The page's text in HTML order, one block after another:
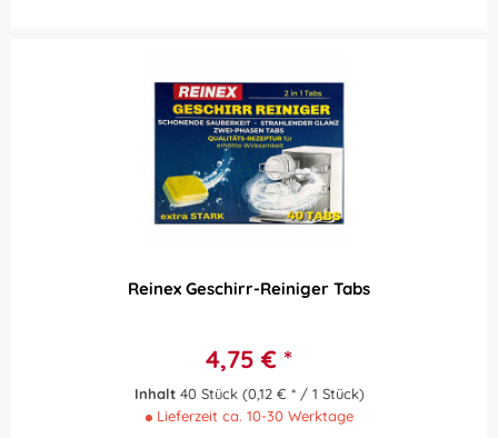
Reinex Geschirr-Reiniger Tabs
4,75 € *
Inhalt 40 Stück (0,12 € * / 1 Stück)
Lieferzeit ca. 10-30 Werktage